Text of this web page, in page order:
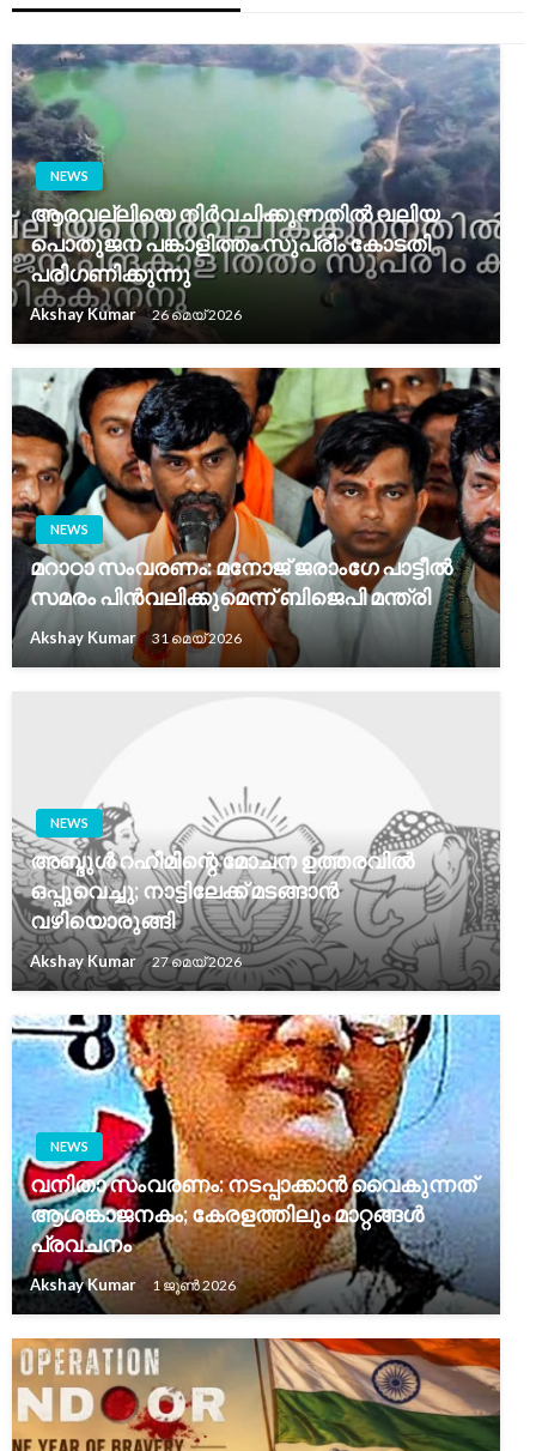
NEWS
ആരവല്ലിയെ നിർവചിക്കുന്നതിൽ വലിയ
പൊതുജന പങ്കാളിത്തം സുപ്രീം കോടതി
പരിഗണിക്കുന്നു
Akshay Kumar 26 മെയ്‌ 2026
NEWS
മറാഠാ സംവരണം: മനോജ് ജരാംഗേ പാട്ടീൽ
സമരം പിൻവലിക്കുമെന്ന് ബിജെപി മന്ത്രി
Akshay Kumar 31 മെയ്‌ 2026
NEWS
അബ്ദുൾ റഹീമിന്റെ മോചന ഉത്തരവിൽ
ഒപ്പുവെച്ചു; നാട്ടിലേക്ക് മടങ്ങാൻ
വഴിയൊരുങ്ങി
Akshay Kumar 27 മെയ്‌ 2026
NEWS
വനിതാ സംവരണം: നടപ്പാക്കാൻ വൈകുന്നത്
ആശങ്കാജനകം; കേരളത്തിലും മാറ്റങ്ങൾ
പ്രവചനം
Akshay Kumar 1 ജൂൺ 2026